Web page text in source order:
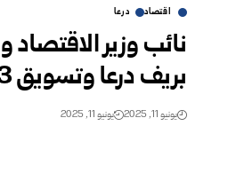
اقتصاد درعا
نائب وزير
بريف درعا وتسويق 3 آلاف طن حتى اليوم
يونيو 11, 2025 يونيو 11, 2025